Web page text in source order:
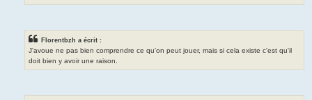
Florentbzh a écrit :
J'avoue ne pas bien comprendre ce qu'on peut jouer, mais si cela existe c'est qu'il
doit bien y avoir une raison.